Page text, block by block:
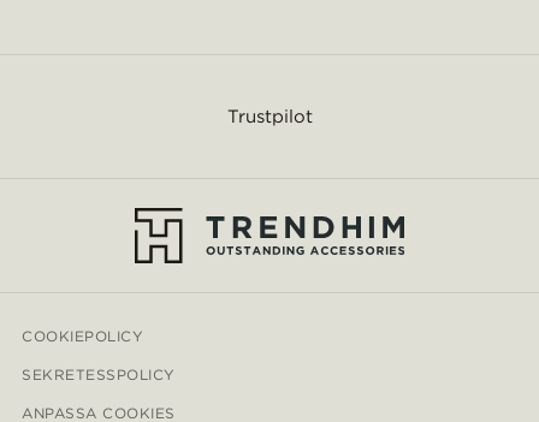
Trustpilot
COOKIEPOLICY
SEKRETESSPOLICY
ANPASSA COOKIES